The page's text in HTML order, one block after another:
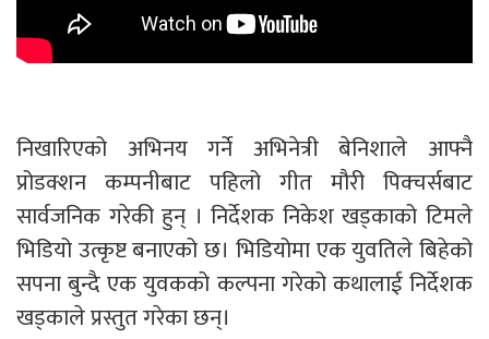
निखारिएको अभिनय गर्ने अभिनेत्री बेनिशाले आफ्नै
प्रोडक्शन कम्पनीबाट पहिलो गीत मौरी पिक्चर्सबाट
सार्वजनिक गरेकी हुन् । निर्देशक निकेश खड्काको टिमले
भिडियो उत्कृष्ट बनाएको छ। भिडियोमा एक युवतिले बिहेको
सपना बुन्दै एक युवकको कल्पना गरेको कथालाई निर्देशक
खड्काले प्रस्तुत गरेका छन्।